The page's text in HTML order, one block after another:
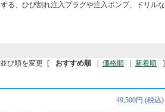
る、ひび割れ注入プラグや注入ポンプ、ドリルな
並び順を変更
[ おすすめ順 価格順 新着順
]
49,500円 (税込)